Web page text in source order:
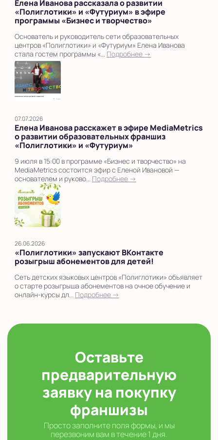
Елена Иванова рассказала о развитии
«Полиглотики» и «Футуриум» в эфире
программы «Бизнес и творчество»
Основатель и руководитель сети образовательных
центров «Полиглотики» и «Футуриум» Елена Иванова
стала гостем программы «... Подробнее →
07.07.2026
Елена Иванова расскажет в эфире MediaMetrics
о развитии образовательных франшиз
«Полиглотики» и «Футуриум»
9 июля в 15:00 в программе «Бизнес и творчество» на
MediaMetrics состоится эфир с Еленой Ивановой —
основателем и руково... Подробнее →
26.06.2026
«Полиглотики» запускают ВКонтакте
розыгрыш абонементов для детей!
Сеть детских языковых центров «Полиглотики» объявляет
о старте розыгрыша абонементов на очное обучение и
онлайн-курсы дл... Подробнее →
Оставьте
предварительную
заявку на покупку
франшизы
Просто заполните поля формы, и мы
перезвоним вам в течение 1 дня.